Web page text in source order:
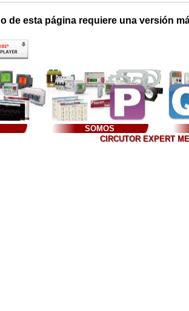
de esta página requiere una versión
SOMOS
CIRCUTOR EXPERT